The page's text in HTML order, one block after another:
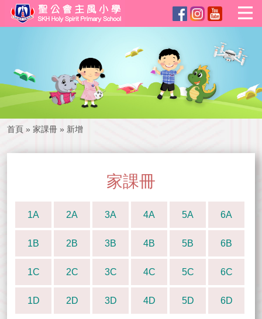
首頁 » 家課冊 » 新增
家課冊
1A 2A 3A 4A 5A 6A
1B 2B 3B 4B 5B 6B
1C 2C 3C 4C 5C 6C
1D 2D 3D 4D 5D 6D